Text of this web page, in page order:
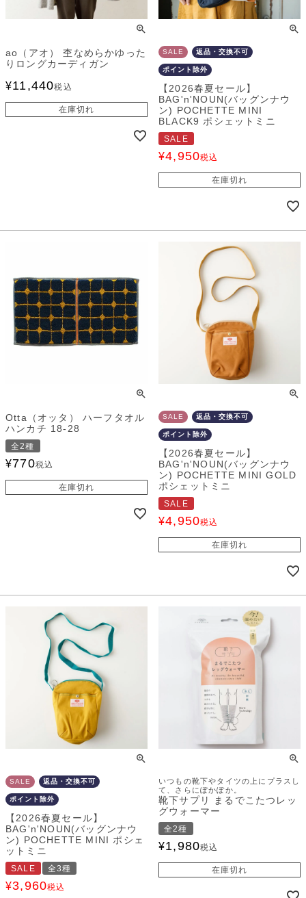
ao（アオ） 杢なめらかゆった
りロングカーディガン
¥11,440税込
在庫切れ
SALE 返品・交換不可
ポイント除外
【2026春夏セール】
BAG'n'NOUN(バッグンナウ
ン) POCHETTE MINI
BLACK9 ポシェットミニ
SALE
¥4,950税込
在庫切れ
Otta（オッタ） ハーフタオル
ハンカチ 18-28
全2種
¥770税込
在庫切れ
SALE 返品・交換不可
ポイント除外
【2026春夏セール】
BAG'n'NOUN(バッグンナウ
ン) POCHETTE MINI GOLD
ポシェットミニ
SALE
¥4,950税込
在庫切れ
SALE 返品・交換不可
ポイント除外
【2026春夏セール】
BAG'n'NOUN(バッグンナウ
ン) POCHETTE MINI ポシェ
ットミニ
SALE 全3種
¥3,960税込
いつもの靴下やタイツの上にプラスし
て、さらにぽかぽか。
靴下サプリ まるでこたつレッ
グウォーマー
全2種
¥1,980税込
在庫切れ